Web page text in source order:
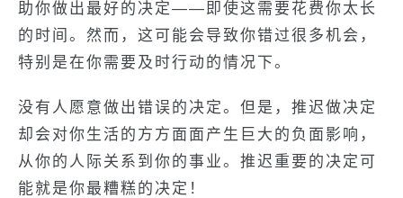
助你做出最好的决定——即使这需要花费你太长
的时间。然而，这可能会导致你错过很多机会，
特别是在你需要及时行动的情况下。
没有人愿意做出错误的决定。但是，推迟做决定
却会对你生活的方方面面产生巨大的负面影响，
从你的人际关系到你的事业。推迟重要的决定可
能就是你最糟糕的决定！